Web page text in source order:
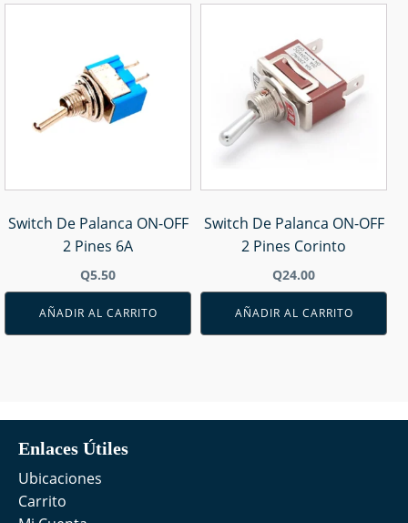
Switch De Palanca ON-OFF
2 Pines 6A
Q5.50
AÑADIR AL CARRITO
Switch De Palanca ON-OFF
2 Pines Corinto
Q24.00
AÑADIR AL CARRITO
Enlaces Útiles
Ubicaciones
Carrito